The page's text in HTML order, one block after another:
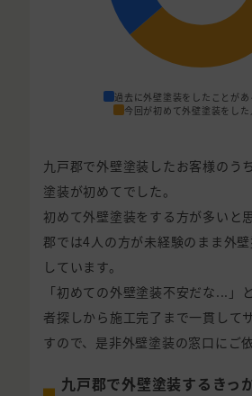
過去に外壁塗装をしたことがあ
今回が初めて外壁塗装をした
九戸郡で外壁塗装したお客様のう
塗装が初めてでした。
初めて外壁塗装をする方が多いと
郡では4人の方が未経験のまま外
しています。
「初めての外壁塗装不安だな...」
者探しから施工完了まで一貫して
すので、是非外壁塗装の窓口にご
九戸郡で外壁塗装するきっ